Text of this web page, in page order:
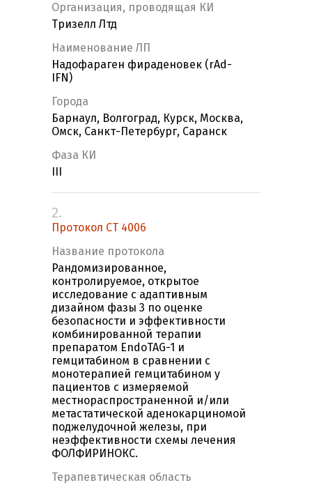
Организация, проводящая КИ
Тризелл Лтд
Наименование ЛП
Надофараген фираденовек (rAd-
IFN)
Города
Барнаул, Волгоград, Курск, Москва,
Омск, Санкт-Петербург, Саранск
Фаза КИ
2.
Протокол CT 4006
Название протокола
Рандомизированное,
контролируемое, открытое
исследование с адаптивным
дизайном фазы 3 по оценке
безопасности и эффективности
комбинированной терапии
препаратом EndoTAG-1 и
гемцитабином в сравнении с
монотерапией гемцитабином у
пациентов с измеряемой
местнораспространенной и/или
метастатической аденокарциномой
поджелудочной железы, при
неэффективности схемы лечения
ФОЛФИРИНОКС.
Терапевтическая область